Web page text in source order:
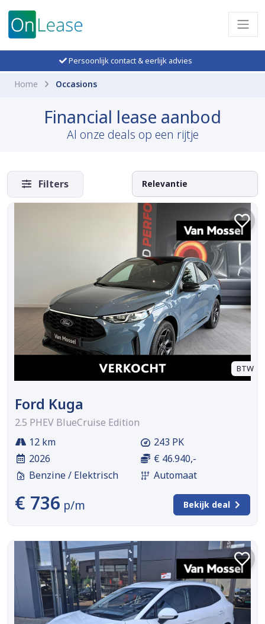
Persoonlijk contact & eerlijk advies
Home Occasions
Financial lease aanbod
Al onze deals op een rijtje
Filters
BTW
Ford Kuga
2.5 PHEV BlueCruise Edition
12 km
2026
Benzine / Elektrisch
243 PK
€ 46.940,-
Automaat
€ 736 p/m Bekijk deal